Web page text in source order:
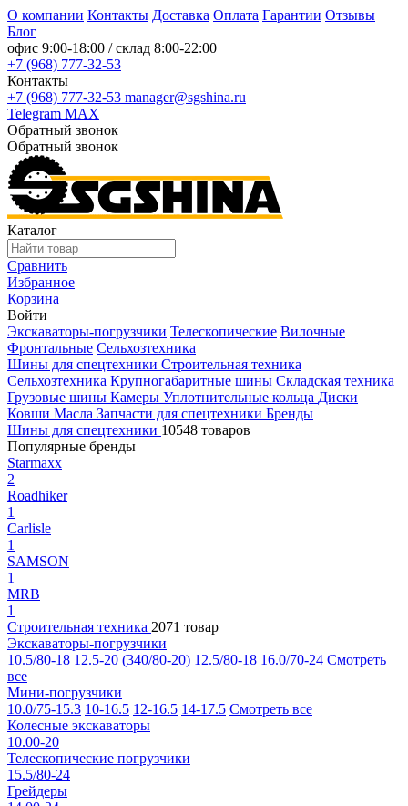
О компании Контакты Доставка Оплата Гарантии Отзывы
Блог
офис 9:00-18:00 / склад 8:00-22:00
+7 (968) 777-32-53
Контакты
+7 (968) 777-32-53 manager@sgshina.ru
Telegram MAX
Обратный звонок
Обратный звонок
Каталог
Сравнить
Избранное
Корзина
Войти
Экскаваторы-погрузчики Телескопические Вилочные
Фронтальные Сельхозтехника
Шины для спецтехники Строительная техника
Сельхозтехника Крупногабаритные шины Складская техника
Грузовые шины Камеры Уплотнительные кольца Диски
Ковши Масла Запчасти для спецтехники Бренды
Шины для спецтехники 10548 товаров
Популярные бренды
Starmaxx
2
Roadhiker
1
Carlisle
1
SAMSON
1
MRB
1
Строительная техника 2071 товар
Экскаваторы-погрузчики
10.5/80-18 12.5-20 (340/80-20) 12.5/80-18 16.0/70-24 Смотреть
все
Мини-погрузчики
10.0/75-15.3 10-16.5 12-16.5 14-17.5 Смотреть все
Колесные экскаваторы
10.00-20
Телескопические погрузчики
15.5/80-24
Грейдеры